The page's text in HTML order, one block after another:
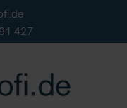
427